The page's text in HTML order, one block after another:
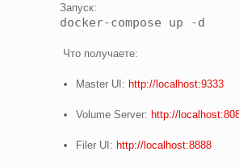
Запуск:
docker-compose up -d
Что получаете:
Master UI: http://localhost:9333
Volume Server: http://
Filer UI: http://localhost:8888